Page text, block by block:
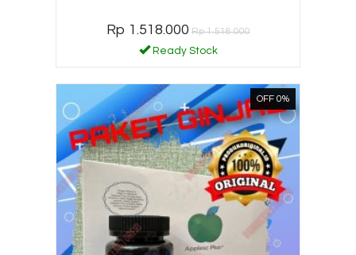
Rp 1.518.000 Rp 1.518.000
Ready Stock
OFF 0%